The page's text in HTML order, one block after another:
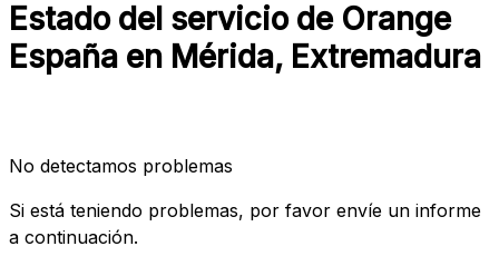
Estado del servicio de Orange
España en Mérida, Extremadura
No detectamos problemas
Si está teniendo problemas, por favor envíe un informe
a continuación.